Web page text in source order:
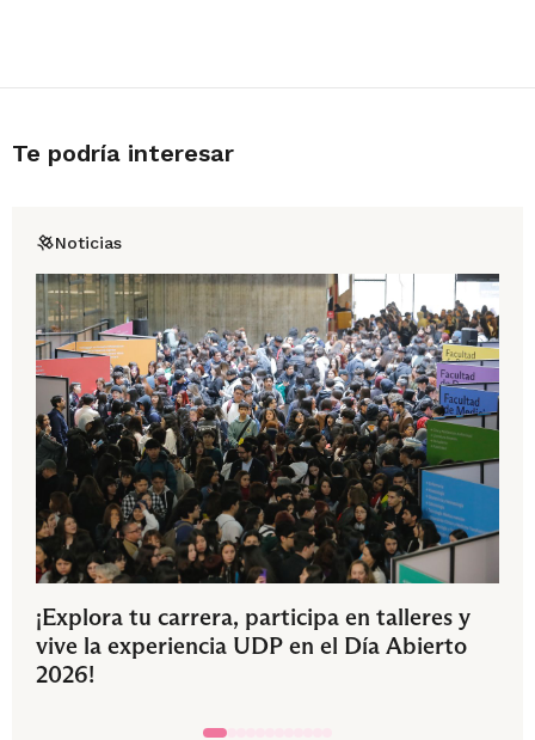
Te podría interesar
Noticias
¡Explora tu carrera, participa en talleres y
vive la experiencia UDP en el Día Abierto
2026!